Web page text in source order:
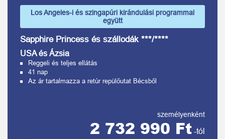
Los Angeles-i és szingapúri kirándulási programmal
együtt
Sapphire Princess és szállodák ***/****
USA és Ázsia
Reggeli és teljes ellátás
41 nap
Az ár tartalmazza a retúr repülőutat Bécsből
személyenként
2 732 990 Ft -tól